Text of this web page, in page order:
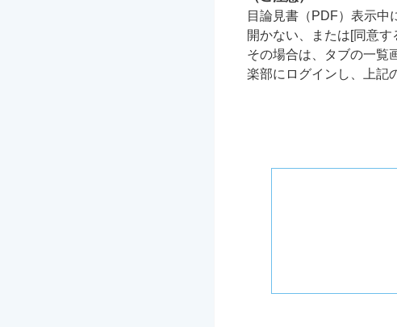
目論見書（PDF）表示中
開かない、または[同意す
その場合は、タブの一覧
楽部にログインし、上記